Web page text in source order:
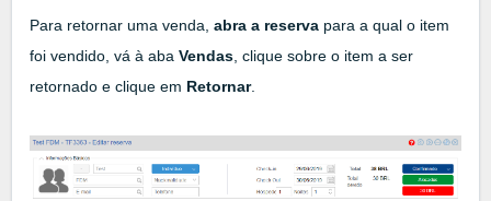
Para retornar uma venda, abra a reserva para a qual o item
foi vendido, vá à aba Vendas, clique sobre o item a ser
retornado e clique em Retornar.